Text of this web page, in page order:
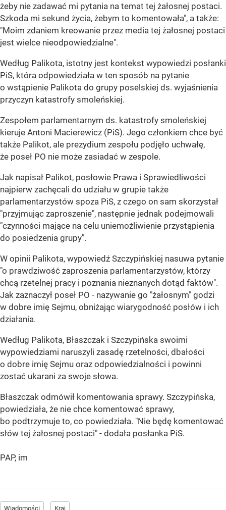
żeby nie zadawać mi pytania na temat tej żałosnej postaci.
Szkoda mi sekund życia, żebym to komentowała", a także:
"Moim zdaniem kreowanie przez media tej żałosnej postaci
jest wielce nieodpowiedzialne".
Według Palikota, istotny jest kontekst wypowiedzi posłanki
PiS, która odpowiedziała w ten sposób na pytanie
o wstąpienie Palikota do grupy poselskiej ds. wyjaśnienia
przyczyn katastrofy smoleńskiej.
Zespołem parlamentarnym ds. katastrofy smoleńskiej
kieruje Antoni Macierewicz (PiS). Jego członkiem chce być
także Palikot, ale prezydium zespołu podjęło uchwałę,
że poseł PO nie może zasiadać w zespole.
Jak napisał Palikot, posłowie Prawa i Sprawiedliwości
najpierw zachęcali do udziału w grupie także
parlamentarzystów spoza PiS, z czego on sam skorzystał
"przyjmując zaproszenie", następnie jednak podejmowali
"czynności mające na celu uniemożliwienie przystąpienia
do posiedzenia grupy".
W opinii Palikota, wypowiedź Szczypińskiej nasuwa pytanie
"o prawdziwość zaproszenia parlamentarzystów, którzy
chcą rzetelnej pracy i poznania nieznanych dotąd faktów".
Jak zaznaczył poseł PO - nazywanie go "żałosnym" godzi
w dobre imię Sejmu, obniżając wiarygodność posłów i ich
działania.
Według Palikota, Błaszczak i Szczypińska swoimi
wypowiedziami naruszyli zasadę rzetelności, dbałości
o dobre imię Sejmu oraz odpowiedzialności i powinni
zostać ukarani za swoje słowa.
Błaszczak odmówił komentowania sprawy. Szczypińska,
powiedziała, że nie chce komentować sprawy,
bo podtrzymuje to, co powiedziała. "Nie będę komentować
słów tej żałosnej postaci" - dodała posłanka PiS.
PAP, im
Wiadomości Kraj